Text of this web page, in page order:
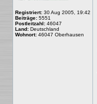
Registriert: 30 Aug 2005, 19:42
Beiträge: 5551
Postleitzahl: 46047
Land: Deutschland
Wohnort: 46047 Oberhausen